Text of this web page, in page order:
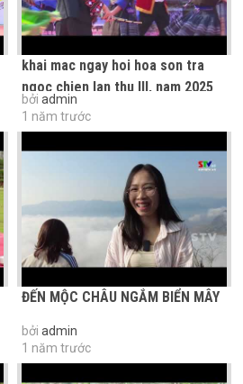
khai mac ngay hoi hoa son tra
ngoc chien lan thu III, nam 2025
bởi admin
1 năm trước
ĐẾN MỘC CHÂU NGẮM BIỂN MÂY
bởi admin
1 năm trước